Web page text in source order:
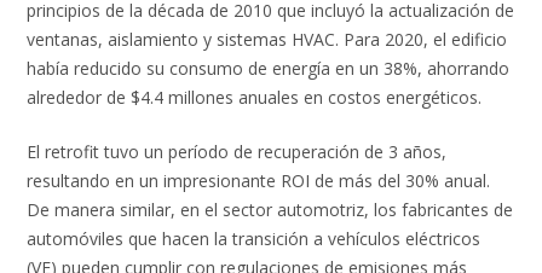
principios de la década de 2010 que incluyó la actualización de
ventanas, aislamiento y sistemas HVAC. Para 2020, el edificio
había reducido su consumo de energía en un 38%, ahorrando
alrededor de $4.4 millones anuales en costos energéticos.
El retrofit tuvo un período de recuperación de 3 años,
resultando en un impresionante ROI de más del 30% anual.
De manera similar, en el sector automotriz, los fabricantes de
automóviles que hacen la transición a vehículos eléctricos
(VE) pueden cumplir con regulaciones de emisiones más